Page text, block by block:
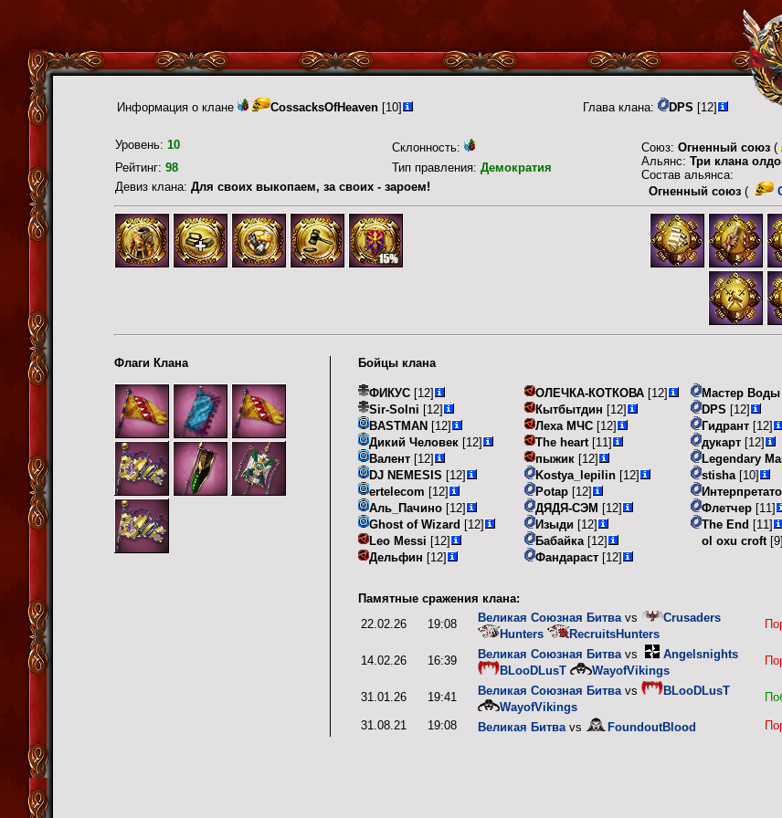
Информация о клане CossacksOfHeaven [10] Глава клана: DPS [12]
Уровень: 10 Склонность: Союз: Огненный союз (
Альянс: Три клана
Состав альянса:
Огненный союз (
Рейтинг: 98 Тип правления: Демократия
Девиз клана: Для своих выкопаем, за своих - зароем!
Флаги Клана Бойцы клана
ФИКУС [12]
Sir-Solni [12]
BASTMAN [12]
Дикий Человек [12]
Валент [12]
DJ NEMESIS [12]
ertelecom [12]
Аль_Пачино [12]
Ghost of Wizard [12]
Leo Messi [12]
Дельфин [12]
ОЛЕЧКА-КОТКОВА [12]
Кытбытдин [12]
Леха МЧС [12]
The heart [11]
пыжик [12]
Kostya_lepilin [12]
Potap [12]
ДЯДЯ-СЭМ [12]
Изыди [12]
Бабайка [12]
Фандараст [12]
Мастер Воды
DPS [12]
Гидрант [12]
дукарт [12]
Legendary
stisha [10]
Флетчер [11]
The End [11]
ol oxu croft [9]
Памятные сражения клана:
22.02.26
19:08 Великая Союзная Битва vs
Crusaders
Hunters
RecruitsHunters
14.02.26 16:39 Великая Союзная Битва vs
Angelsnights
BLooDLusT
WayofVikings
31.01.26 19:41 Великая Союзная Битва vs
BLooDLusT
WayofVikings
31.08.21 19:08 Великая Битва vs FoundoutBlood